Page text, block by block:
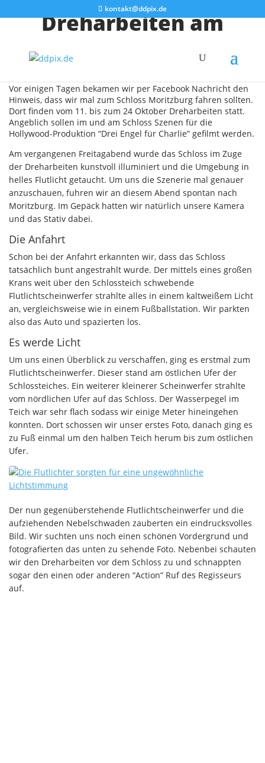
kontakt@ddpix.de
Dreharbeiten am
Vor einigen Tagen bekamen wir per Facebook Nachricht den
Hinweis, dass wir mal zum Schloss Moritzburg fahren sollten.
Dort finden vom 11. bis zum 24 Oktober Dreharbeiten statt.
Angeblich sollen im und am Schloss Szenen für die
Hollywood-Produktion “Drei Engel für Charlie” gefilmt werden.
Am vergangenen Freitagabend wurde das Schloss im Zuge
der Dreharbeiten kunstvoll illuminiert und die Umgebung in
helles Flutlicht getaucht. Um uns die Szenerie mal genauer
anzuschauen, fuhren wir an diesem Abend spontan nach
Moritzburg. Im Gepäck hatten wir natürlich unsere Kamera
und das Stativ dabei.
Die Anfahrt
Schon bei der Anfahrt erkannten wir, dass das Schloss
tatsächlich bunt angestrahlt wurde. Der mittels eines großen
Krans weit über den Schlossteich schwebende
Flutlichtscheinwerfer strahlte alles in einem kaltweißem Licht
an, vergleichsweise wie in einem Fußballstation. Wir parkten
also das Auto und spazierten los.
Es werde Licht
Um uns einen Überblick zu verschaffen, ging es erstmal zum
Flutlichtscheinwerfer. Dieser stand am östlichen Ufer der
Schlossteiches. Ein weiterer kleinerer Scheinwerfer strahlte
vom nördlichen Ufer auf das Schloss. Der Wasserpegel im
Teich war sehr flach sodass wir einige Meter hineingehen
konnten. Dort schossen wir unser erstes Foto, danach ging es
zu Fuß einmal um den halben Teich herum bis zum östlichen
Ufer.
Der nun gegenüberstehende Flutlichtscheinwerfer und die
aufziehenden Nebelschwaden zauberten ein eindrucksvolles
Bild. Wir suchten uns noch einen schönen Vordergrund und
fotografierten das unten zu sehende Foto. Nebenbei schauten
wir den Dreharbeiten vor dem Schloss zu und schnappten
sogar den einen oder anderen “Action” Ruf des Regisseurs
auf.